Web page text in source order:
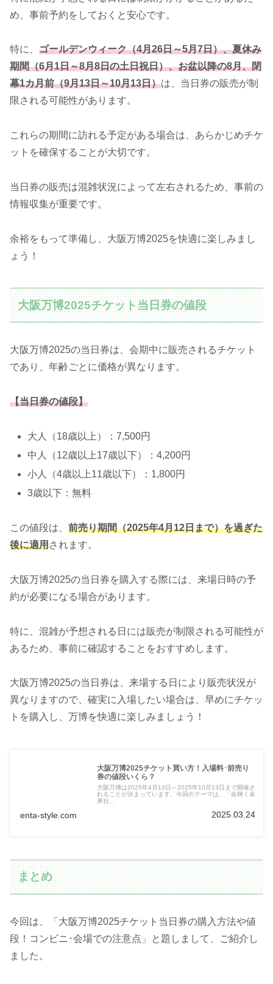
め、事前予約をしておくと安心です。
特に、 ゴールデンウィーク（4月26日～5月7日）、夏休み
期間（6月1日～8月8日の土日祝日）、お盆以降の8月、閉
幕1カ月前（9月13日～10月13日）は、当日券の販売が制
限される可能性があります。
これらの期間に訪れる予定がある場合は、あらかじめチケ
ットを確保することが大切です。
当日券の販売は混雑状況によって左右されるため、事前の
情報収集が重要です。
余裕をもって準備し、大阪万博2025を快適に楽しみまし
ょう！
大阪万博2025チケット当日券の値段
大阪万博2025の当日券は、会期中に販売されるチケット
であり、年齢ごとに価格が異なります。
【当日券の値段】
大人（18歳以上）：7,500円
中人（12歳以上17歳以下）：4,200円
小人（4歳以上11歳以下）：1,800円
3歳以下：無料
この値段は、 前売り期間（2025年4月12日まで）を過ぎた
後に適用されます。
大阪万博2025の当日券を購入する際には、来場日時の予
約が必要になる場合があります。
特に、混雑が予想される日には販売が制限される可能性が
あるため、事前に確認することをおすすめします。
大阪万博2025の当日券は、来場する日により販売状況が
異なりますので、確実に入場したい場合は、早めにチケッ
トを購入し、万博を快適に楽しみましょう！
大阪万博2025チケット買い方！入場料･前売り
券の値段いくら？
大阪万博は2025年4月13日～2025年10月13日まで開催さ
れることが決まっています。今回のテーマは、「命輝く未
来社...
enta-style.com 2025.03.24
まとめ
今回は、「大阪万博2025チケット当日券の購入方法や値
段！コンビニ･会場での注意点」と題しまして、ご紹介し
ました。